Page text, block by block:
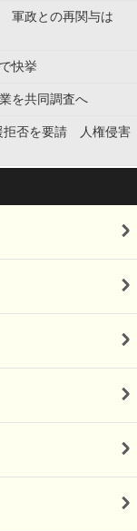
軍政との再関与は
快挙
を共同調査へ
拒否を要請 人権侵害